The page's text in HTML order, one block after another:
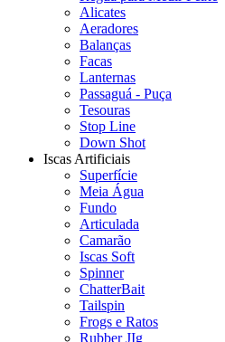
Alicates
Aeradores
Balanças
Facas
Lanternas
Passaguá - Puça
Tesouras
Stop Line
Down Shot
Iscas Artificiais
Superfície
Meia Água
Fundo
Articulada
Camarão
Iscas Soft
Spinner
ChatterBait
Tailspin
Frogs e Ratos
Rubber JIg